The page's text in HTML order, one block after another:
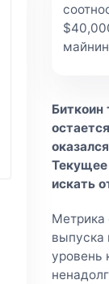
Биткоин
Текущее
искать
Метрика
выпуска
уровень